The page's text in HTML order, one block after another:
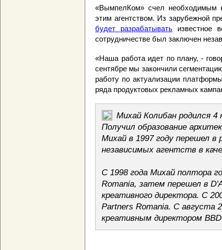
«ВымпелКом» счел необходимым
этим агентством. Из зарубежной
будет разрабатывать известное
сотрудничестве был заключен
«Наша работа идет по плану, -
сентябре мы закончили
работу по актуализации
ряда продуктовых рекламных
Михай Колибан родился
Получил образование
Михай в 1997 году перешел
независимых агентств в
С 1998 года Михай полтора
Romania, затем перешел в
креативного директора. С
Partners Romania. С августа
креативным директором